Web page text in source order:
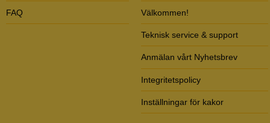
FAQ Välkommen!
Teknisk service & support
Anmälan vårt Nyhetsbrev
Integritetspolicy
Inställningar för kakor